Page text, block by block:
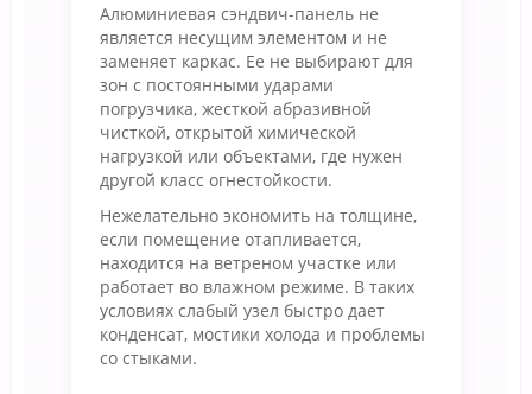
Алюминиевая сэндвич-панель не
является несущим элементом и не
заменяет каркас. Ее не выбирают для
зон с постоянными ударами
погрузчика, жесткой абразивной
чисткой, открытой химической
нагрузкой или объектами, где нужен
другой класс огнестойкости.
Нежелательно экономить на толщине,
если помещение отапливается,
находится на ветреном участке или
работает во влажном режиме. В таких
условиях слабый узел быстро дает
конденсат, мостики холода и проблемы
со стыками.